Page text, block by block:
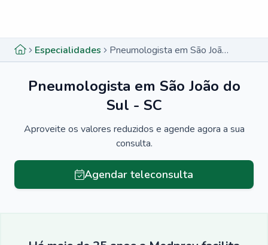
Especialidades Pneumologista em São João do Sul - SC
Pneumologista em São João do
Sul - SC
Aproveite os valores reduzidos e agende agora a sua
consulta.
Agendar teleconsulta